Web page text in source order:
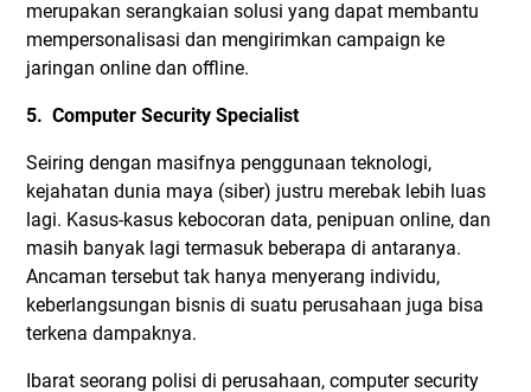
merupakan serangkaian solusi yang dapat membantu
mempersonalisasi dan mengirimkan campaign ke
jaringan online dan offline.
5. Computer Security Specialist
Seiring dengan masifnya penggunaan teknologi,
kejahatan dunia maya (siber) justru merebak lebih luas
lagi. Kasus-kasus kebocoran data, penipuan online, dan
masih banyak lagi termasuk beberapa di antaranya.
Ancaman tersebut tak hanya menyerang individu,
keberlangsungan bisnis di suatu perusahaan juga bisa
terkena dampaknya.
Ibarat seorang polisi di perusahaan, computer security